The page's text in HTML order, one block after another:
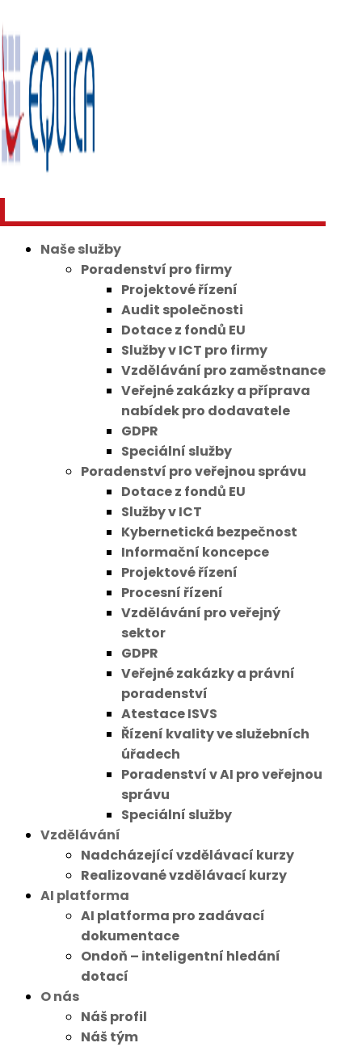
Naše služby
Poradenství pro firmy
Projektové řízení
Audit společnosti
Dotace z fondů EU
Služby v ICT pro firmy
Vzdělávání pro zaměstnance
Veřejné zakázky a příprava
nabídek pro dodavatele
GDPR
Speciální služby
Poradenství pro veřejnou správu
Dotace z fondů EU
Služby v ICT
Kybernetická bezpečnost
Informační koncepce
Projektové řízení
Procesní řízení
Vzdělávání pro veřejný
sektor
GDPR
Veřejné zakázky a právní
poradenství
Atestace ISVS
Řízení kvality ve služebních
úřadech
Poradenství v AI pro veřejnou
správu
Speciální služby
Vzdělávání
Nadcházející vzdělávací kurzy
Realizované vzdělávací kurzy
AI platforma
AI platforma pro zadávací
dokumentace
Ondoň – inteligentní hledání
dotací
O nás
Náš profil
Náš tým